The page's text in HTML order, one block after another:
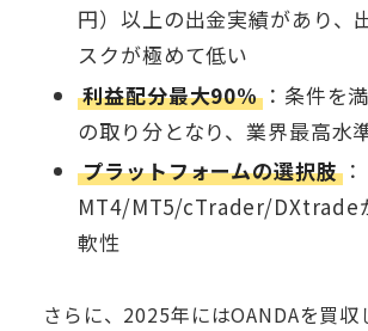
円）以上の出金実績があり、
スクが極めて低い
利益配分最大90% ：条件を
の取り分となり、業界最高水
プラットフォームの選択肢：
MT4/MT5/cTrader/DXtrade
軟性
さらに、2025年にはOANDAを買収